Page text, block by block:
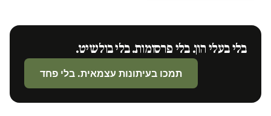
בלי בעלי הון. בלי פרסומות. בלי בולשיט.
תמכו בעיתונות עצמאית. בלי פחד